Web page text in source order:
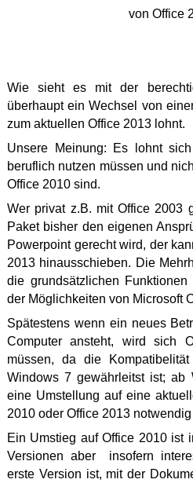
von Office
Wie sieht es mit der
überhaupt ein Wechsel von
zum aktuellen Office 2013 lohnt.
Unsere Meinung: Es lohnt
beruflich nutzen müssen und
Office 2010 sind.
Wer privat z.B. mit Office 2003
Paket bisher den eigenen
Powerpoint gerecht wird, der
2013 hinausschieben. Die
die grundsätzlichen
der Möglichkeiten von Microsoft
Spätestens wenn ein neues
Computer ansteht, wird sich
müssen, da die
Windows 7 gewährleitst ist;
eine Umstellung auf eine
2010 oder Office 2013 notwendig
Ein Umstieg auf Office 2010 ist
Versionen aber insofern
erste Version ist, mit der